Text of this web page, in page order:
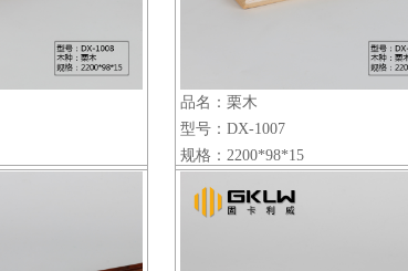
品名：栗木
型号：DX-1007
规格：2200*98*15